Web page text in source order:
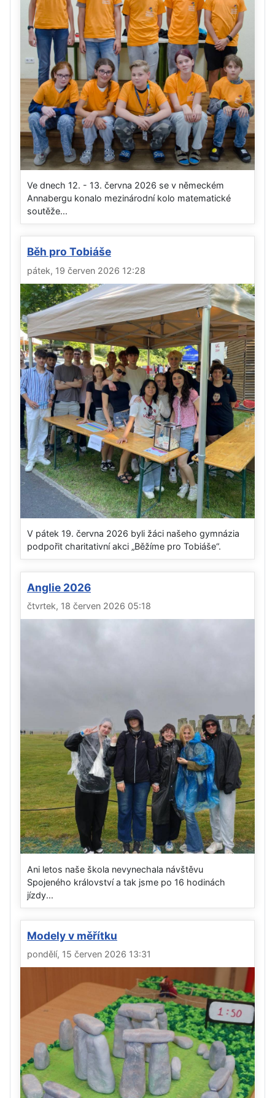
Ve dnech 12. - 13. června 2026 se v německém
Annabergu konalo mezinárodní kolo matematické
soutěže...
Běh pro Tobiáše
pátek, 19 červen 2026 12:28
V pátek 19. června 2026 byli žáci našeho gymnázia
podpořit charitativní akci „Běžíme pro Tobiáše“.
Anglie 2026
čtvrtek, 18 červen 2026 05:18
Ani letos naše škola nevynechala návštěvu
Spojeného království a tak jsme po 16 hodinách
jízdy...
Modely v měřítku
pondělí, 15 červen 2026 13:31